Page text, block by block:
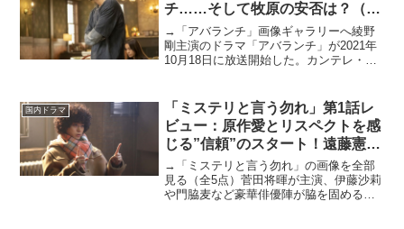
チ……そして牧原の安否は？（※
ストーリーネタバレあり）
→「アバランチ」画像ギャラリーへ綾野
剛主演のドラマ「アバランチ」が2021年
10月18日に放送開始した。カンテレ・フ
は、破天荒な謎の集団“アバランチ”の活躍
を描くピカ...
国内ドラマ
「ミステリと言う勿れ」第1話レ
ビュー：原作愛とリスペクトを感
じる”信頼”のスタート！遠藤憲一
の男泣きに涙（※ストーリーネタ
バレあり）
→「ミステリと言う勿れ」の画像を全部
見る（全5点）菅田将暉が主演、伊藤沙莉
や門脇麦など豪華俳優陣が脇を固める新